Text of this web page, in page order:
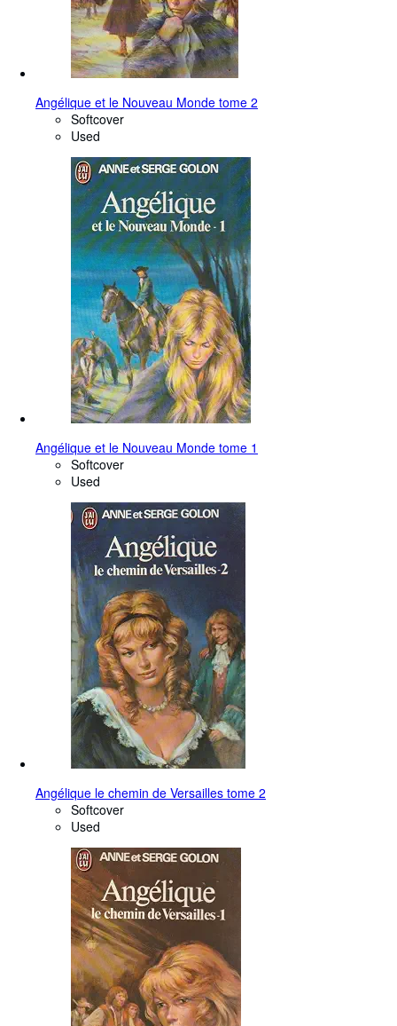
Angélique et le Nouveau Monde tome 2
Softcover
Used
Angélique et le Nouveau Monde tome 1
Softcover
Used
Angélique le chemin de Versailles tome 2
Softcover
Used